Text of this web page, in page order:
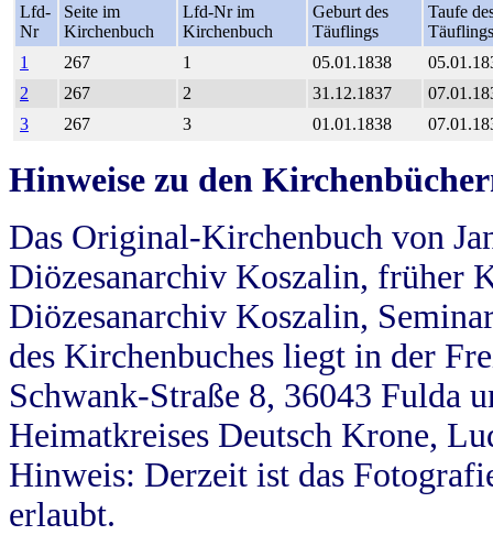
Lfd-
Nr
Seite im
Kirchenbuch
Lfd-Nr im
Kirchenbuch
Geburt des
Täuflings
Taufe
Täuflings
1
267 1 05.01.1838
2
267 2 31.12.1837
3
267 3 01.01.1838
Hinweise zu den
Das Original-Kirchenbuch von
Diözesanarchiv Koszalin, früher
Diözesanarchiv Koszalin,
des Kirchenbuches liegt in der
Schwank-Straße 8, 36043 Fulda
Heimatkreises Deutsch Krone,
Hinweis: Derzeit ist das
erlaubt.